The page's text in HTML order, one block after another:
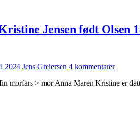
Jensen født Olsen
2024 Jens Greiersen 4 kommentarer
morfars > mor Anna Maren Kristine er